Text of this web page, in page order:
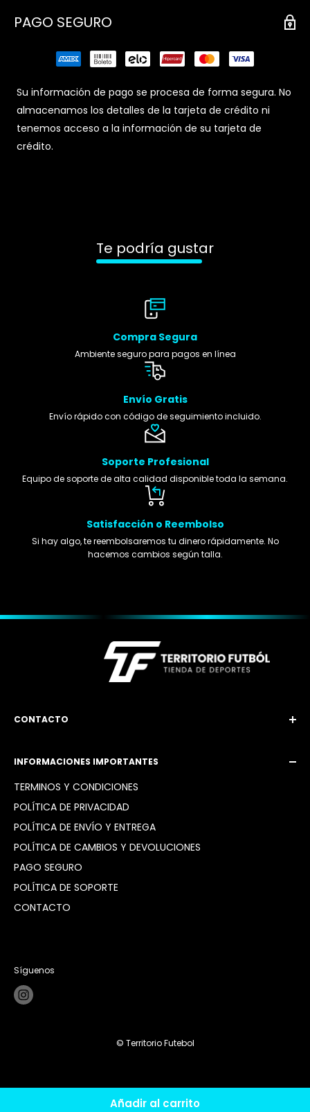
PAGO SEGURO
Su información de pago se procesa de forma segura. No
almacenamos los detalles de la tarjeta de crédito ni
tenemos acceso a la información de su tarjeta de
crédito.
Añadir al carrito
Te podría gustar
Compra Segura
Ambiente seguro para pagos en línea
Envío Gratis
Envío rápido con código de seguimiento incluido.
Soporte Profesional
Equipo de soporte de alta calidad disponible toda la semana.
Satisfacción o Reembolso
Si hay algo, te reembolsaremos tu dinero rápidamente. No
hacemos cambios según talla.
CONTACTO
Instagram: @territoriofutbol2_
INFORMACIONES IMPORTANTES
TÉRMINOS Y CONDICIONES
POLÍTICA DE PRIVACIDAD
POLÍTICA DE ENVÍO Y ENTREGA
POLÍTICA DE CAMBIOS Y DEVOLUCIONES
PAGO SEGURO
POLÍTICA DE SOPORTE
CONTACTO
Síguenos
© Territorio Futebol